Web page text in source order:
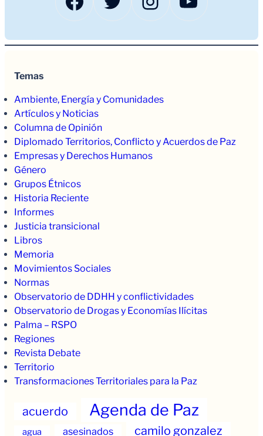
Temas
Ambiente, Energía y Comunidades
Artículos y Noticias
Columna de Opinión
Diplomado Territorios, Conflicto y Acuerdos de Paz
Empresas y Derechos Humanos
Género
Grupos Étnicos
Historia Reciente
Informes
Justicia transicional
Libros
Memoria
Movimientos Sociales
Normas
Observatorio de DDHH y conflictividades
Observatorio de Drogas y Economías Ilícitas
Palma – RSPO
Regiones
Revista Debate
Territorio
Transformaciones Territoriales para la Paz
acuerdo Agenda de Paz
agua asesinados camilo gonzalez